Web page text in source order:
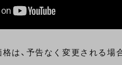
は、予告なく変更される場